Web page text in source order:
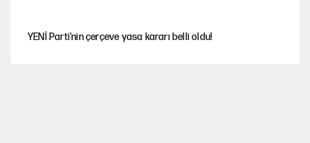
YENİ Parti'nin çerçeve yasa kararı belli oldu!